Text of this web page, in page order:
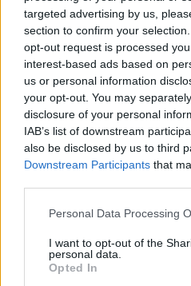
targeted advertising by us,
section to confirm your
opt-out request is processed
interest-based ads based on
us or personal information
your opt-out. You may
disclosure of your personal
IAB’s list of downstream
also be disclosed by us to third
Downstream Participants that
Please note that this website/
not limited to your visit or usage
grant or deny consent to
use your data for below
Personal Data Processing
I want to opt-out of the
personal data.
Opted In
Szavazás : Volt-e
legénybúcsúdon?
2007. december 18.
Előző videó után pattant ki
megkérdezzük a népeket,
szerveztek legénybúcsút
kurvára és kinek volt olyan
hogy meg is dugta? Lassú,
Duhaj VI.
2007. november 13.